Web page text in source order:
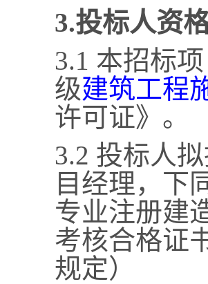
3.投标人资
3.1 本招标
级建筑工程
许可证》。
3.2 投标人
目经理，下
专业注册建
考核合格证
规定）